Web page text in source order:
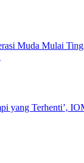
Muda Mulai
yang Terhenti’,